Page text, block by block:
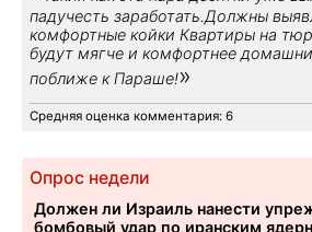
падучесть заработать.Должны
комфортные койки Квартиры на
будут мягче и комфортнее
поближе к Параше!»
Средняя оценка комментария: 6
Опрос недели
Должен ли Израиль нанести
бомбовый удар по иранским